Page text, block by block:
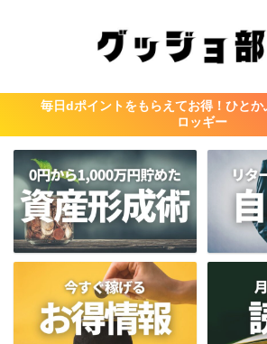
毎日dポイントをもらえてお得！ひとか
ロッギー